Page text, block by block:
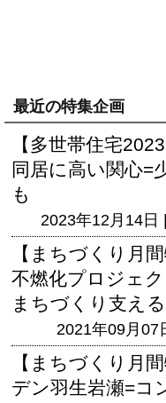
最近の特集企画
【多世帯住宅
同居に高い関心=
も
2023年12月14日 |
【まちづくり月
不燃化プロジェク
まちづくり支え
2021年09月07
【まちづくり月
デン羽生岩瀬=コ